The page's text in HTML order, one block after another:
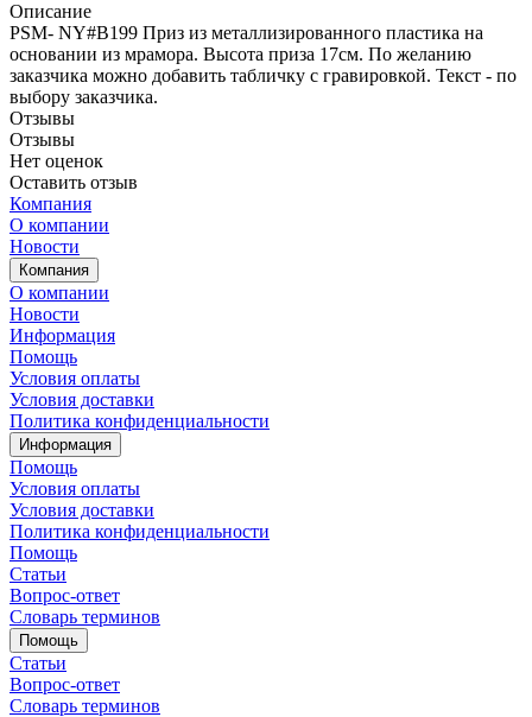
Описание
PSM- NY#B199 Приз из металлизированного пластика на
основании из мрамора. Высота приза 17см. По желанию
заказчика можно добавить табличку с гравировкой. Текст - по
выбору заказчика.
Отзывы
Отзывы
Нет оценок
Оставить отзыв
Компания
О компании
Новости
Компания
О компании
Новости
Информация
Помощь
Условия оплаты
Условия доставки
Политика конфиденциальности
Информация
Помощь
Условия оплаты
Условия доставки
Политика конфиденциальности
Помощь
Статьи
Вопрос-ответ
Словарь терминов
Помощь
Статьи
Вопрос-ответ
Словарь терминов